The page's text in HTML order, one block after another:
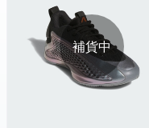
補貨中